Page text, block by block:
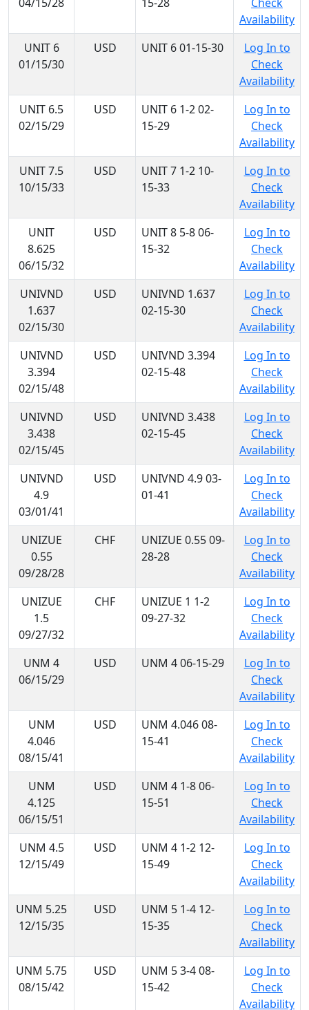
Availability
UNIT 6
01/15/30
USD UNIT 6 01-15-30
Log In to
Check
Availability
UNIT 6.5
02/15/29
USD
UNIT 6 1-2 02-
15-29
Log In to
Check
Availability
UNIT 7.5
10/15/33
USD
UNIT 7 1-2 10-
15-33
Log In to
Check
Availability
UNIT
8.625
06/15/32
USD
UNIT 8 5-8 06-
15-32
Log In to
Check
Availability
UNIVND
1.637
02/15/30
USD
UNIVND 1.637
02-15-30
Log In to
Check
Availability
UNIVND
3.394
02/15/48
USD
UNIVND 3.394
02-15-48
Log In to
Check
Availability
UNIVND
3.438
02/15/45
USD
UNIVND 3.438
02-15-45
Log In to
Check
Availability
UNIVND
4.9
03/01/41
USD
UNIVND 4.9 03-
01-41
Log In to
Check
Availability
UNIZUE
0.55
09/28/28
CHF
UNIZUE 0.55 09-
28-28
Log In to
Check
Availability
UNIZUE
1.5
09/27/32
CHF
UNIZUE 1 1-2
09-27-32
Log In to
Check
Availability
UNM 4
06/15/29
USD UNM 4 06-15-29
Log In to
Check
Availability
UNM
4.046
08/15/41
USD
UNM 4.046 08-
15-41
Log In to
Check
Availability
UNM
4.125
06/15/51
USD
UNM 4 1-8 06-
15-51
Log In to
Check
Availability
UNM 4.5
12/15/49
USD
UNM 4 1-2 12-
15-49
Log In to
Check
Availability
UNM 5.25
12/15/35
USD
UNM 5 1-4 12-
15-35
Log In to
Check
Availability
UNM 5.75
08/15/42
USD
UNM 5 3-4 08-
15-42
Log In to
Check
Availability